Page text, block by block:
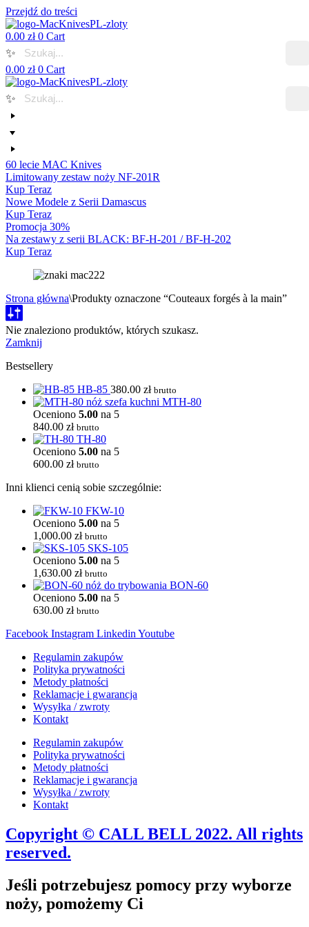
Przejdź do treści
0.00 zł 0 Cart
✨
0.00 zł 0 Cart
✨
60 lecie MAC Knives
Limitowany zestaw noży NF-201R
Kup Teraz
Nowe Modele z Serii Damascus
Kup Teraz
Promocja 30%
Na zestawy z serii BLACK: BF-H-201 / BF-H-202
Kup Teraz
Strona główna\Produkty oznaczone “Couteaux forgés à la main”
Nie znaleziono produktów, których szukasz.
Zamknij
Bestsellery
HB-85 380.00 zł brutto
MTH-80
Oceniono 5.00 na 5
840.00 zł brutto
TH-80
Oceniono 5.00 na 5
600.00 zł brutto
Inni klienci cenią sobie szczególnie:
FKW-10
Oceniono 5.00 na 5
1,000.00 zł brutto
SKS-105
Oceniono 5.00 na 5
1,630.00 zł brutto
BON-60
Oceniono 5.00 na 5
630.00 zł brutto
Facebook Instagram Linkedin Youtube
Regulamin zakupów
Polityka prywatności
Metody płatności
Reklamacje i gwarancja
Wysyłka / zwroty
Kontakt
Regulamin zakupów
Polityka prywatności
Metody płatności
Reklamacje i gwarancja
Wysyłka / zwroty
Kontakt
Copyright © CALL BELL 2022. All rights
reserved.
Jeśli potrzebujesz pomocy przy wyborze
noży, pomożemy Ci